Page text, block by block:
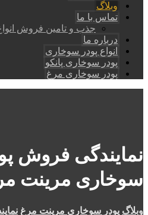
وبلاگ
تماس با ما
جذب و تامین فروش
درباره ما
انواع پودر سوخاری
پودر سوخاری پانکو
پودر سوخاری مرغ
نمایندگی فروش
سوخاری مرینت
وبلاگ پودر سوخاری مرینت مرغ